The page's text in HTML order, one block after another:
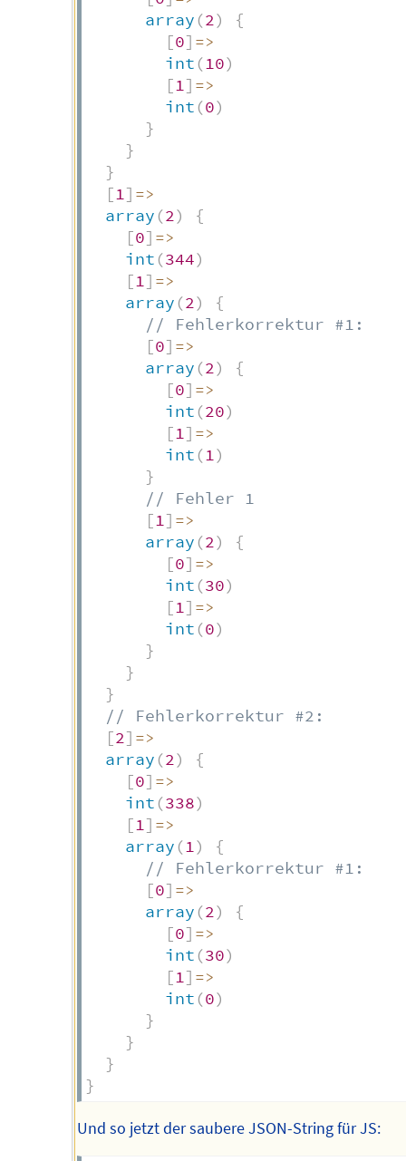
array (2)
{
[0] =>
int (10)
[1] =>
int (0)
}
}
}
[1] =>
array (2)
{
[0] =>
int (344)
[1] =>
array (2)
{
// Fehlerkorrektur #1:
[0] =>
array (2)
{
[0] =>
int (20)
[1] =>
int (1)
}
// Fehler 1
[1] =>
array (2)
{
[0] =>
int (30)
[1] =>
int (0)
}
}
}
// Fehlerkorrektur #2:
[2] =>
array (2)
{
[0] =>
int (338)
[1] =>
array (1)
{
// Fehlerkorrektur #1:
[0] =>
array (2)
{
[0] =>
int (30)
[1] =>
int (0)
}
}
}
}
Und so jetzt der saubere JSON-String für JS: